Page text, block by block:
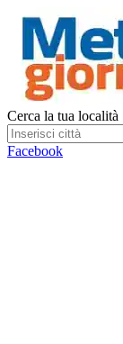
Cerca la tua località
Facebook